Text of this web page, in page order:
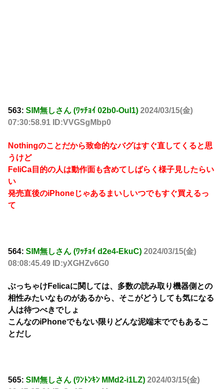
563: SIM無しさん (ﾜｯﾁｮｲ 02b0-Oul1) 2024/03/15(金)
07:30:58.91 ID:VVGSgMbp0
Nothingのことだから致命的なバグはすぐ直してくると思
うけど
FeliCa目的の人は動作面も含めてしばらく様子見したらい
い
発売直後のiPhoneじゃあるまいしいつでもすぐ買えるっ
て
564: SIM無しさん (ﾜｯﾁｮｲ d2e4-EkuC) 2024/03/15(金)
08:08:45.49 ID:yXGHZv6G0
ぶっちゃけFelicaに関しては、多数の読み取り機器側との
相性みたいなものがあるから、そこがどうしても気になる
人は待つべきでしょ
こんなのiPhoneでもない限りどんな泥端末ででもあるこ
とだし
565: SIM無しさん (ﾜﾝﾄﾝｷﾝ MMd2-i1LZ) 2024/03/15(金)